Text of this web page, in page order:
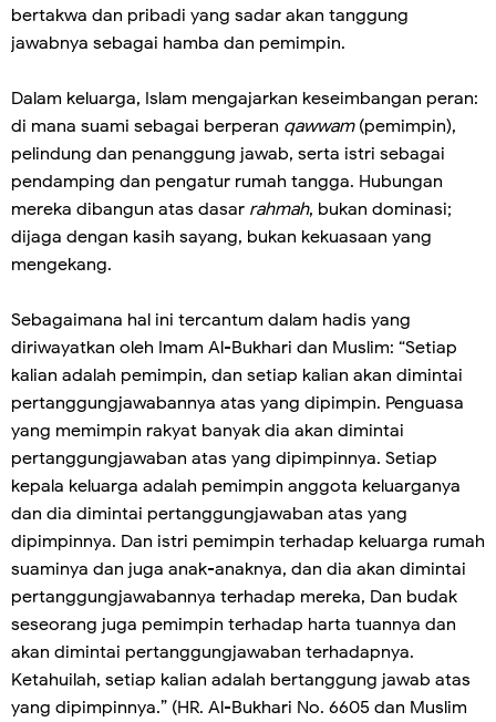
bertakwa dan pribadi yang sadar akan tanggung
jawabnya sebagai hamba dan pemimpin.
Dalam keluarga, Islam mengajarkan keseimbangan peran:
di mana suami sebagai berperan qawwam(pemimpin),
pelindung dan penanggung jawab, serta istri sebagai
pendamping dan pengatur rumah tangga. Hubungan
mereka dibangun atas dasar rahmah, bukan dominasi;
dijaga dengan kasih sayang, bukan kekuasaan yang
mengekang.
Sebagaimana hal ini tercantum dalam hadis yang
diriwayatkan oleh Imam Al-Bukhari dan Muslim: “Setiap
kalian adalah pemimpin, dan setiap kalian akan dimintai
pertanggungjawabannya atas yang dipimpin. Penguasa
yang memimpin rakyat banyak dia akan dimintai
pertanggungjawaban atas yang dipimpinnya. Setiap
kepala keluarga adalah pemimpin anggota keluarganya
dan dia dimintai pertanggungjawaban atas yang
dipimpinnya. Dan istri pemimpin terhadap keluarga rumah
suaminya dan juga anak-anaknya, dan dia akan dimintai
pertanggungjawabannya terhadap mereka, Dan budak
seseorang juga pemimpin terhadap harta tuannya dan
akan dimintai pertanggungjawaban terhadapnya.
Ketahuilah, setiap kalian adalah bertanggung jawab atas
yang dipimpinnya.” (HR. Al-Bukhari No. 6605 dan Muslim